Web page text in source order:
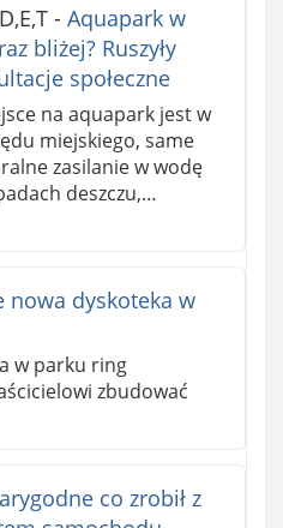
- Aquapark w
bliżej? Ruszyły
społeczne
na aquapark jest w
miejskiego, same
zasilanie w wodę
deszczu,…
nowa dyskoteka w
w parku ring
zbudować
co zrobił z